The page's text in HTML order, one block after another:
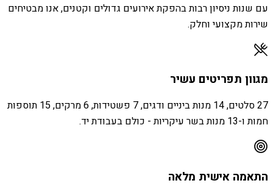
עם שנות ניסיון רבות בהפקת אירועים גדולים וקטנים, אנו מבטיחים
שירות מקצועי וחלק.
מגוון תפריטים עשיר
27 סלטים, 14 מנות ביניים ודגים, 7 פשטידות, 6 מרקים, 15 תוספות
חמות ו-13 מנות בשר עיקריות - כולם בעבודת יד.
התאמה אישית מלאה